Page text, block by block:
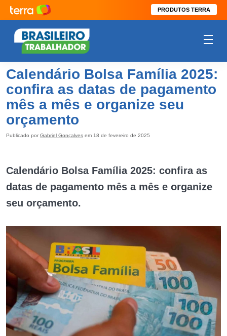
PRODUTOS TERRA
Calendário Bolsa Família 2025:
confira as datas de pagamento
mês a mês e organize seu
orçamento
Publicado por Gabriel Gonçalves em 18 de fevereiro de 2025
Calendário Bolsa Família 2025: confira as
datas de pagamento mês a mês e organize
seu orçamento.